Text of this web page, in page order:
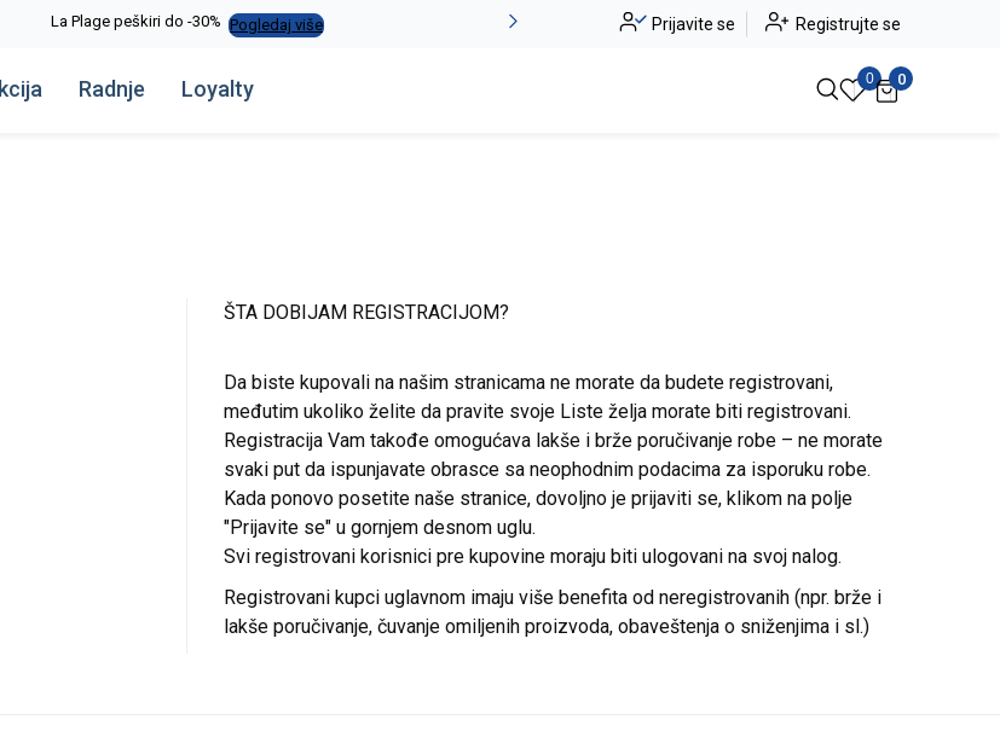
La Plage peškiri do -30% Pogledaj više Alma Ras do -50% Pogledaj više
Prijavite se Registrujte se
Radnje Loyalty 0 0
ŠTA DOBIJAM REGISTRACIJOM?
Da biste kupovali na našim stranicama ne morate da budete registrovani,
međutim ukoliko želite da pravite svoje Liste želja morate biti registrovani.
Registracija Vam takođe omogućava lakše i brže poručivanje robe – ne morate
svaki put da ispunjavate obrasce sa neophodnim podacima za isporuku robe.
Kada ponovo posetite naše stranice, dovoljno je prijaviti se, klikom na polje
"Prijavite se" u gornjem desnom uglu.
Svi registrovani korisnici pre kupovine moraju biti ulogovani na svoj nalog.
Registrovani kupci uglavnom imaju više benefita od neregistrovanih (npr. brže i
lakše poručivanje, čuvanje omiljenih proizvoda, obaveštenja o sniženjima i sl.)